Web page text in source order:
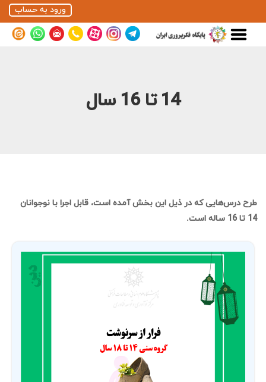
ورود به حساب
14 تا 16 سال
طرح درس‌هایی که در ذیل این بخش آمده است، قابل اجرا با نوجوانان
14 تا 16 ساله است.